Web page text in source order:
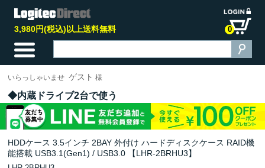
3,980円(税込)以上送料無料 0
いらっしゃいませ ゲスト 様
内蔵ドライブ2台で使う
HDDケース 3.5インチ 2BAY 外付け ハードディスクケース RAID機
能搭載 USB3.1(Gen1) / USB3.0 【LHR-2BRHU3】